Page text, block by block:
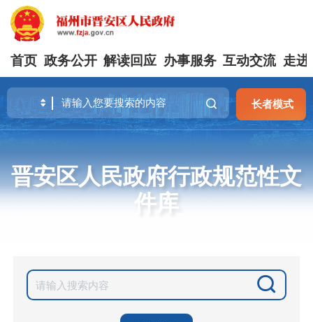
首页 政务公开 解读回应 办事服务 互动交流 走进
长者模式
晋安区人民政府行政规范性文
件库